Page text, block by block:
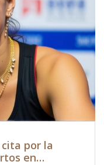
por la
en